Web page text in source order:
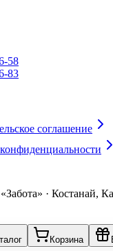
58
83
соглашение
· Костанай,
Корзина